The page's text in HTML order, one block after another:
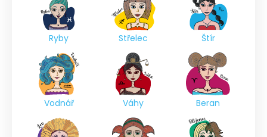
Ryby Střelec Štír
Vodnář Váhy Beran